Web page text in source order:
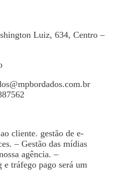
Luiz, 634, Centro –
cliente. gestão de e-
– Gestão das mídias
agência. –
tráfego pago será um